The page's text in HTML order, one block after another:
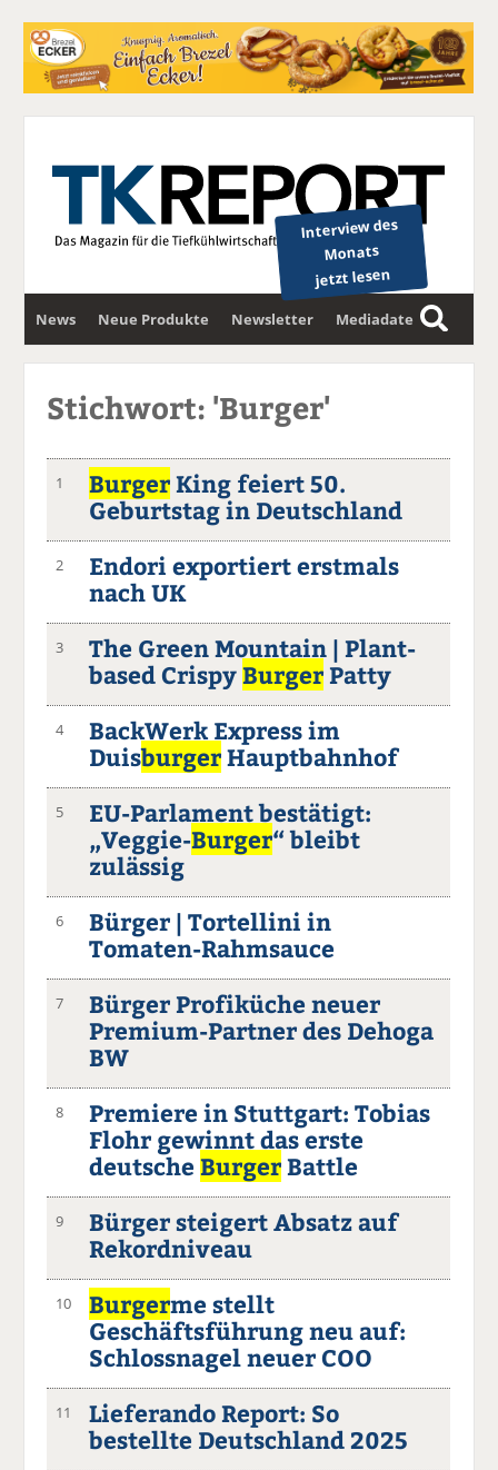
Interview des
Monats
jetzt lesen
News Neue Produkte Newsletter Mediadaten
S
u
Stichwort: 'Burger'
1 BurgerKing feiert 50.
Geburtstag in Deutschland
2
Endori exportiert erstmals
nach UK
3
The Green Mountain | Plant-
based CrispyBurgerPatty
4
BackWerk Express im
DuisburgerHauptbahnhof
5
EU-Parlament bestätigt:
„Veggie-Burger“ bleibt
zulässig
6
Bürger | Tortellini in
Tomaten-Rahmsauce
7
Bürger Profiküche neuer
Premium-Partner des Dehoga
BW
8
Premiere in Stuttgart: Tobias
Flohr gewinnt das erste
deutscheBurgerBattle
9
Bürger steigert Absatz auf
Rekordniveau
10 Burgerme stellt
Geschäftsführung neu auf:
Schlossnagel neuer COO
11
Lieferando Report: So
bestellte Deutschland 2025